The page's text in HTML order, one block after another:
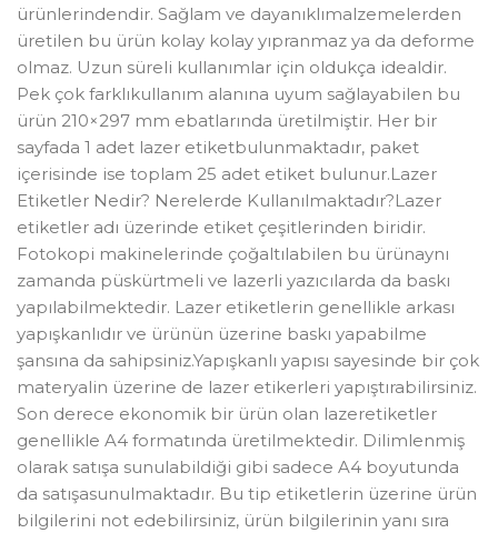
ürünlerindendir. Sağlam ve dayanıklımalzemelerden
üretilen bu ürün kolay kolay yıpranmaz ya da deforme
olmaz. Uzun süreli kullanımlar için oldukça idealdir.
Pek çok farklıkullanım alanına uyum sağlayabilen bu
ürün 210×297 mm ebatlarında üretilmiştir. Her bir
sayfada 1 adet lazer etiketbulunmaktadır, paket
içerisinde ise toplam 25 adet etiket bulunur.Lazer
Etiketler Nedir? Nerelerde Kullanılmaktadır?Lazer
etiketler adı üzerinde etiket çeşitlerinden biridir.
Fotokopi makinelerinde çoğaltılabilen bu ürünaynı
zamanda püskürtmeli ve lazerli yazıcılarda da baskı
yapılabilmektedir. Lazer etiketlerin genellikle arkası
yapışkanlıdır ve ürünün üzerine baskı yapabilme
şansına da sahipsiniz.Yapışkanlı yapısı sayesinde bir çok
materyalin üzerine de lazer etikerleri yapıştırabilirsiniz.
Son derece ekonomik bir ürün olan lazeretiketler
genellikle A4 formatında üretilmektedir. Dilimlenmiş
olarak satışa sunulabildiği gibi sadece A4 boyutunda
da satışasunulmaktadır. Bu tip etiketlerin üzerine ürün
bilgilerini not edebilirsiniz, ürün bilgilerinin yanı sıra